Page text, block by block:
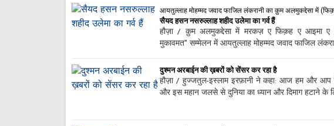
आयतुल्लाह मोहम्मद जवाद फाजिल लंकरानी का क़ुम अलमुकद्देसा में
सैयद हसन नसरुल्लाह शहीद उलेमा का गर्व हैं
हौज़ा / क़ुम अलमुकद्देसा में मरकज़ ए फिक़ह ए आइमा
मुकावमत" सम्मेलन में आयतुल्लाह मोहम्मद जवाद फाजिल
दुश्मन अरबाईन की ख़बरों को सेंसर कर रहा है
हौज़ा / हुज्जतुल-इस्लाम इरफ़ानी ने कहा: आज हम और आप
और इस महान जलसे से दुनिया का ध्यान और दिमाग हटाने के